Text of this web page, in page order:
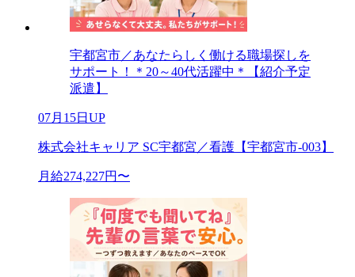
宇都宮市／あなたらしく働ける職場探しを
サポート！＊20～40代活躍中＊【紹介予定
派遣】
07月15日UP
株式会社キャリア SC宇都宮／看護【宇都宮市-003】
月給274,227円〜